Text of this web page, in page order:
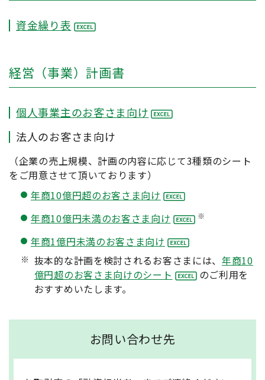
資金繰り表
経営（事業）計画書
個人事業主のお客さま向け
法人のお客さま向け
（企業の売上規模、計画の内容に応じて3種類のシート
をご用意させて頂いております）
年商10億円超のお客さま向け
年商10億円未満のお客さま向け
※
年商1億円未満のお客さま向け
※ 抜本的な計画を検討されるお客さまには、年商10
億円超のお客さま向けのシート
のご利用を
おすすめいたします。
お問い合わせ先